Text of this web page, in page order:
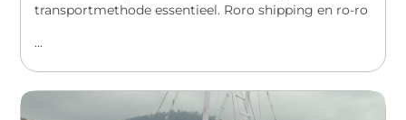
transportmethode essentieel. Roro shipping en ro-ro
...